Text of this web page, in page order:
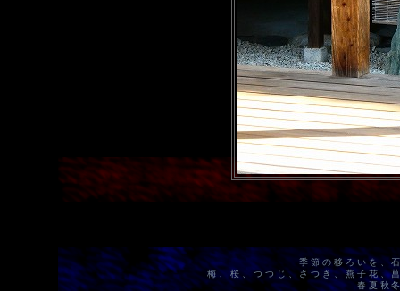
季節の移ろいを、
梅、桜、つつじ、さつき、燕子花、
春夏秋